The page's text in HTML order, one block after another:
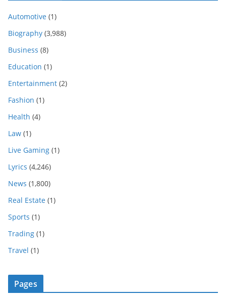
Automotive (1)
Biography (3,988)
Business (8)
Education (1)
Entertainment (2)
Fashion (1)
Health (4)
Law (1)
Live Gaming (1)
Lyrics (4,246)
News (1,800)
Real Estate (1)
Sports (1)
Trading (1)
Travel (1)
Pages